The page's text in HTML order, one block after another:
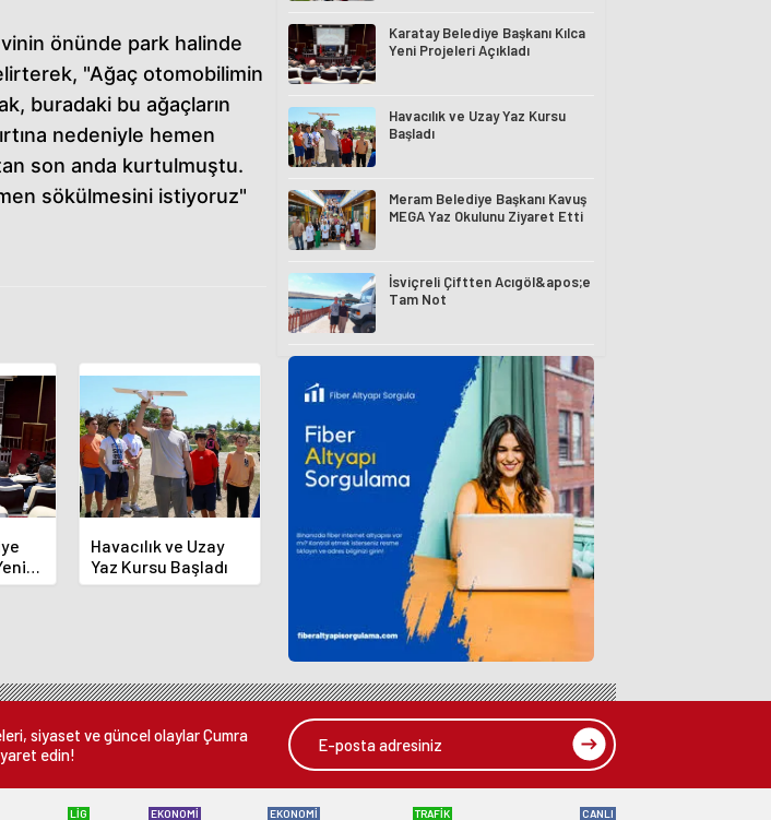
önünde park halinde
"Ağaç otomobilimin
buradaki bu ağaçların
nedeniyle hemen
son anda kurtulmuştu.
sökülmesini istiyoruz"
Havacılık ve Uzay
Yaz Kursu Başladı
Karatay Belediye Başkanı Kılca
Yeni Projeleri Açıkladı
Havacılık ve Uzay Yaz Kursu
Başladı
Meram Belediye Başkanı Kavuş
MEGA Yaz Okulunu Ziyaret Etti
İsviçreli Çiftten Acıgöl&apos;e
Tam Not
siyaset ve güncel olaylar Çumra
edin!
LİG EKONOMİ EKONOMİ TRAFİK CANLI